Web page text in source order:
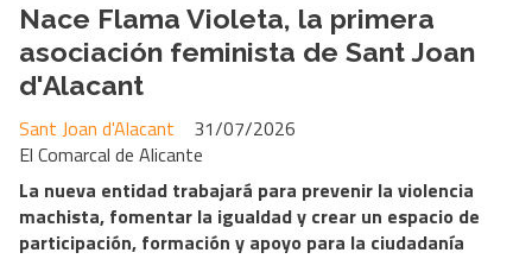
Nace Flama Violeta, la primera
asociación feminista de Sant Joan
d'Alacant
El Comarcal de Alicante
Sant Joan d'Alacant 31/07/2026
La nueva entidad trabajará para prevenir la violencia
machista, fomentar la igualdad y crear un espacio de
participación, formación y apoyo para la ciudadanía